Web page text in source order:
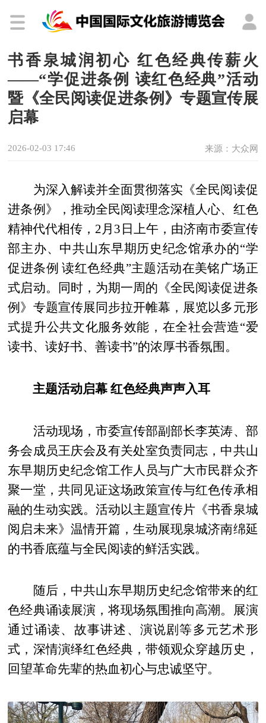
书香泉城润初心 红色经典传薪火
——“学促进条例 读红色经典”活动
暨《全民阅读促进条例》专题宣传展
启幕
2026-02-03 17:46 来源：大众网
为深入解读并全面贯彻落实《全民阅读促
进条例》，推动全民阅读理念深植人心、红色
精神代代相传，2月3日上午，由济南市委宣传
部主办、中共山东早期历史纪念馆承办的“学
促进条例 读红色经典”主题活动在美铭广场正
式启动。同时，为期一周的《全民阅读促进条
例》专题宣传展同步拉开帷幕，展览以多元形
式提升公共文化服务效能，在全社会营造“爱
读书、读好书、善读书”的浓厚书香氛围。
主题活动启幕 红色经典声声入耳
活动现场，市委宣传部副部长李英涛、部
务会成员王庆会及有关处室负责同志，中共山
东早期历史纪念馆工作人员与广大市民群众齐
聚一堂，共同见证这场政策宣传与红色传承相
融的生动实践。活动以主题宣传片《书香泉城
阅启未来》温情开篇，生动展现泉城济南绵延
的书香底蕴与全民阅读的鲜活实践。
随后，中共山东早期历史纪念馆带来的红
色经典诵读展演，将现场氛围推向高潮。展演
通过诵读、故事讲述、演说剧等多元艺术形
式，深情演绎红色经典，带领观众穿越历史，
回望革命先辈的热血初心与忠诚坚守。